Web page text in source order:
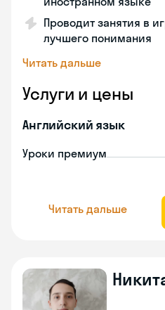
Проводит занятия в
лучшего понимания
Читать дальше
Услуги и цены
Английский язык
Уроки премиум
Читать дальше